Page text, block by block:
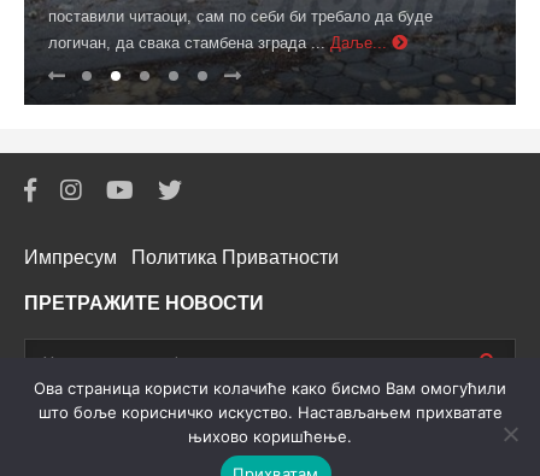
поставили читаоци, сам по себи би требало да буде
логичан, да свака стамбена зграда ... Даље...
Импресум Политика Приватности
ПРЕТРАЖИТЕ НОВОСТИ
© 2026 Lozničke Novosti. All rights reserved. Powered by
Oва страница користи колачиће како бисмо Вам омогућили
што боље корисничко искуство. Настављањем прихватате
њихово коришћење.